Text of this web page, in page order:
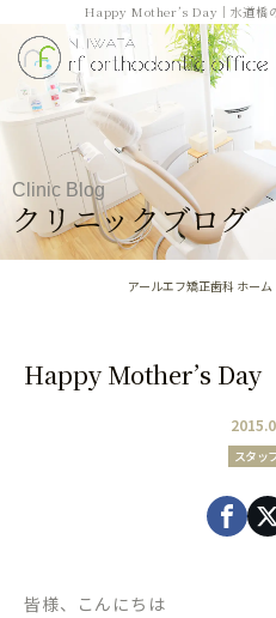
Happy Mother’s Day｜水道橋
Clinic Blog
クリニックブログ
アールエフ矯正歯科 ホーム
Happy Mother’s Day
スタッ
皆様、こんにちは